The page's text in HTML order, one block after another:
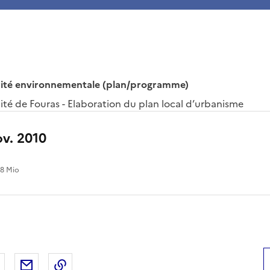
environnementale (plan/programme)
de Fouras - Elaboration du plan local d’urbanisme
2010
Mio
sur X
Partager sur LinkedIn
Partager par email